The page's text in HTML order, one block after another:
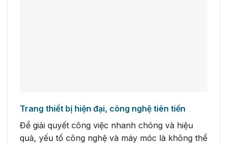
Trang thiết bị hiện đại, công nghệ tiên tiến
Để giải quyết công việc nhanh chóng và hiệu
quả, yếu tố công nghệ và máy móc là không thể